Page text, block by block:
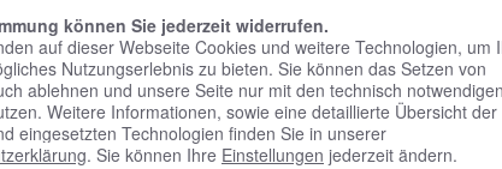
können Sie jederzeit widerrufen.
auf dieser Webseite Cookies und weitere Technologien, um
Nutzungserlebnis zu bieten. Sie können das Setzen von
ablehnen und unsere Seite nur mit den technisch notwendigen
Weitere Informationen, sowie eine detaillierte Übersicht der
eingesetzten Technologien finden Sie in unserer
. Sie können Ihre Einstellungen jederzeit ändern.